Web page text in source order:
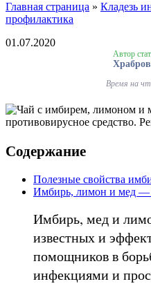
Главная страница » Кладезь
профилактика
01.07.2020
Автор
Время на
Содержание
Полезные свойства
Имбирь, лимон и мед —
Имбирь, мед и
известных и
помощников в
инфекциями и